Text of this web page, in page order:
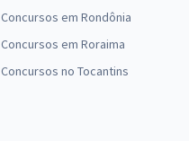
Concursos em Rondônia
Concursos em Roraima
Concursos no Tocantins